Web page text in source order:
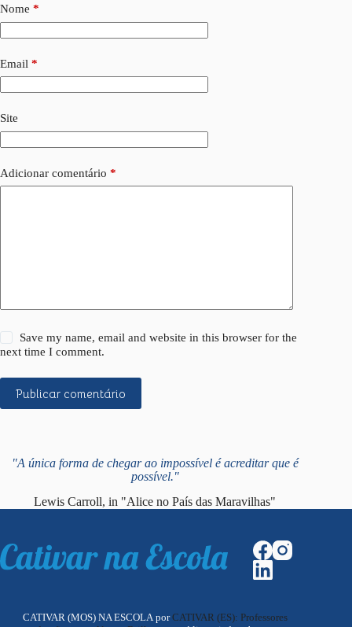
Nome *
Email *
Site
Adicionar comentário *
Save my name, email and website in this browser for the
next time I comment.
Publicar comentário
"A única forma de chegar ao impossível é acreditar que é
possível."
Lewis Carroll, in "Alice no País das Maravilhas"
CATIVAR (MOS) NA ESCOLA porCATIVAR (ES): Professores